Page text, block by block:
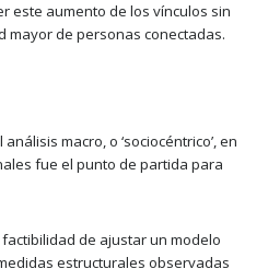
este aumento de los vínculos sin
mayor de personas conectadas.
macro, o ‘sociocéntrico’, en
fue el punto de partida para
de ajustar un modelo
estructurales observadas